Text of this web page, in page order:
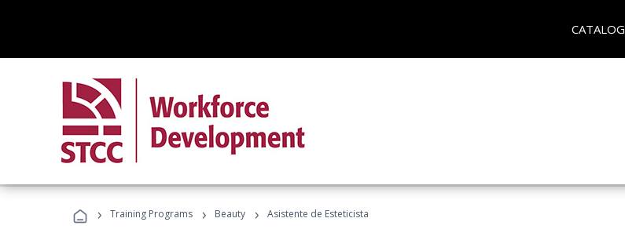
CATALOG
› Training Programs › Beauty › Asistente de Esteticista